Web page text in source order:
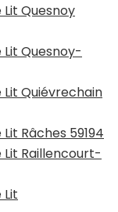
Quesnoy
Quesnoy-
Quiévrechain
Râches 59194
Raillencourt-